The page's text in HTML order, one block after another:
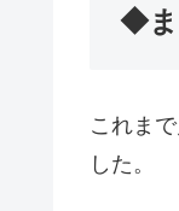
◆ま
これま
した。